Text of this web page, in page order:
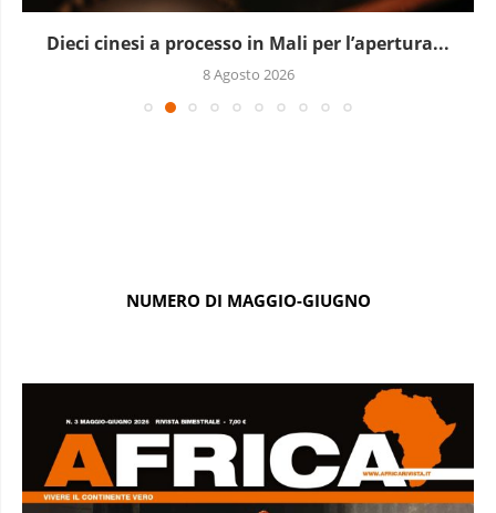
Dieci cinesi a processo in Mali per l’apertura...
8 Agosto 2026
NUMERO DI MAGGIO-GIUGNO